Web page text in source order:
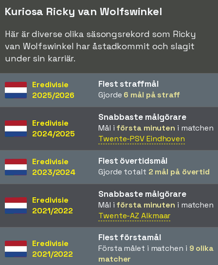
Kuriosa Ricky van Wolfswinkel
Här är diverse olika säsongsrekord som Ricky
van Wolfswinkel har åstadkommit och slagit
under sin karriär.
Eredivisie
2025/2026
Flest straffmål
Gjorde 6 mål på straff
Eredivisie
2024/2025
Snabbaste målgörare
Mål i första minuten i matchen
Twente-PSV Eindhoven
Eredivisie
2023/2024
Flest övertidsmål
Gjorde totalt 2 mål på övertid
Eredivisie
2021/2022
Snabbaste målgörare
Mål i första minuten i matchen
Twente-AZ Alkmaar
Eredivisie
2021/2022
Flest förstamål
Första målet i matchen i 9 olika
matcher